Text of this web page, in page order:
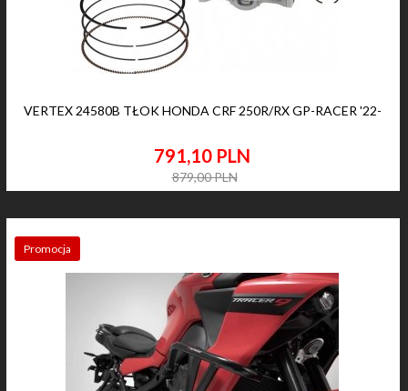
VERTEX 24580B TŁOK HONDA CRF 250R/RX GP-RACER '22-
791,10 PLN
879,00 PLN
Promocja